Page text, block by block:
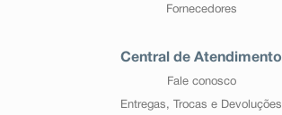
Fornecedores
Central de Atendimento
Fale conosco
Entregas, Trocas e Devoluções